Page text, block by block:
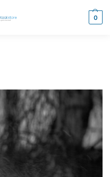
0